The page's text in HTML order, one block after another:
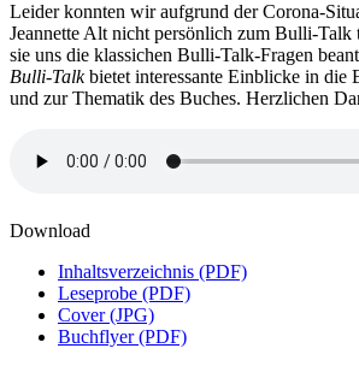
Leider konnten wir aufgrund der Corona-
Jeannette Alt nicht persönlich zum Bulli-Talk
sie uns die klassichen Bulli-Talk-Fragen
Bulli-Talkbietet interessante Einblicke in die
und zur Thematik des Buches. Herzlichen
Download
Inhaltsverzeichnis (PDF)
Leseprobe (PDF)
Cover (JPG)
Buchflyer (PDF)